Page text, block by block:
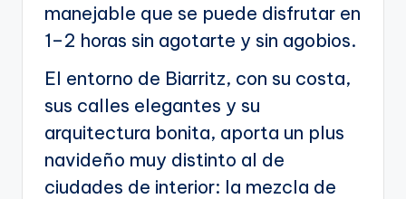
manejable que se puede disfrutar en
1–2 horas sin agotarte y sin agobios.
El entorno de Biarritz, con su costa,
sus calles elegantes y su
arquitectura bonita, aporta un plus
navideño muy distinto al de
ciudades de interior: la mezcla de